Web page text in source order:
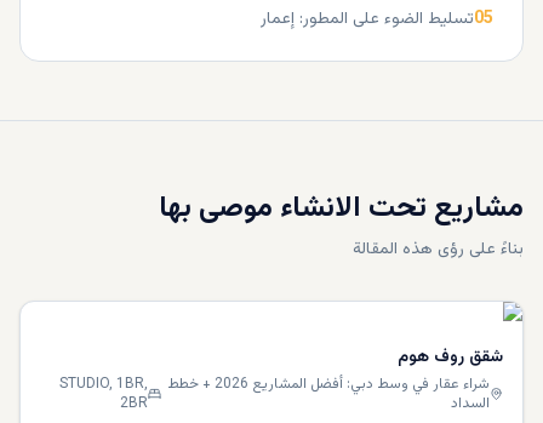
05تسليط الضوء على المطور: إعمار
مشاريع تحت الانشاء موصى بها
بناءً على رؤى هذه المقالة
شقق روف هوم
شراء عقار في وسط دبي: أفضل المشاريع 2026 + خطط
السداد
STUDIO, 1BR,
2BR